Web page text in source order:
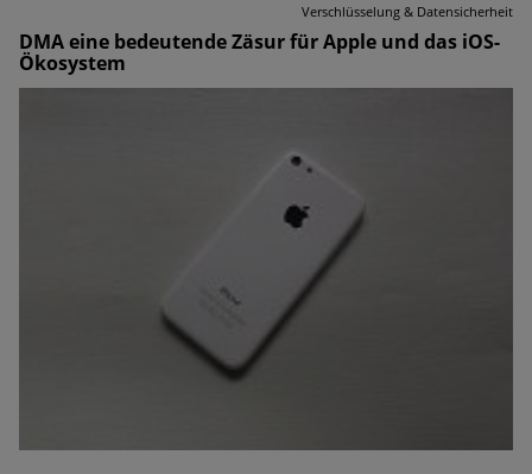
Verschlüsselung & Datensicherheit
DMA eine bedeutende Zäsur für Apple und das iOS-
Ökosystem